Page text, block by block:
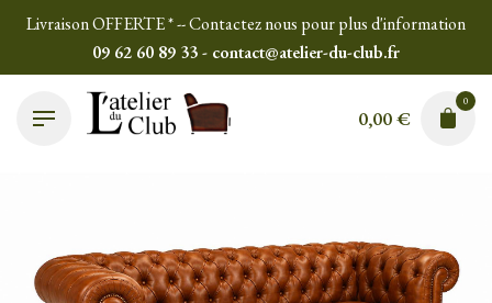
Livraison OFFERTE * -- Contactez nous pour plus d'information
09 62 60 89 33 - contact@atelier-du-club.fr
0,00€
0